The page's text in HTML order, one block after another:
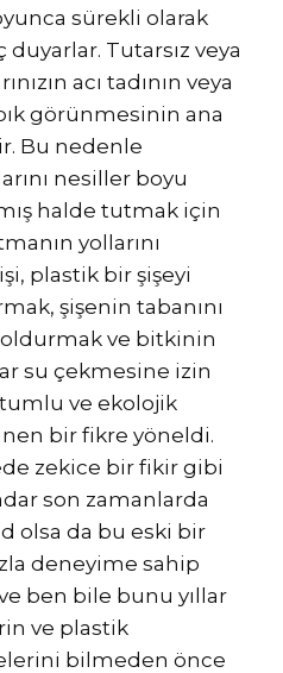
sürekli olarak
Tutarsız veya
acı tadının veya
görünmesinin ana
Bu nedenle
nesiller boyu
halde tutmak için
yollarını
plastik bir şişeyi
şişenin tabanını
ve bitkinin
su çekmesine izin
ve ekolojik
bir fikre yöneldi.
zekice bir fikir gibi
son zamanlarda
olsa da bu eski bir
deneyime sahip
ben bile bunu yıllar
ve plastik
bilmeden önce